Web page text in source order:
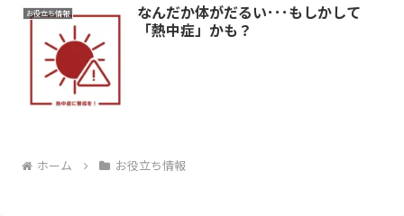
お役立ち情報
なんだか体がだるい･･･もしかして
「熱中症」かも？
ホーム お役立ち情報